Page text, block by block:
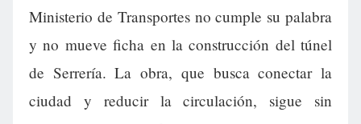
Ministerio de Transportes no cumple su palabra
y no mueve ficha en la construcción del túnel
de Serrería. La obra, que busca conectar la
ciudad y reducir la circulación, sigue sin